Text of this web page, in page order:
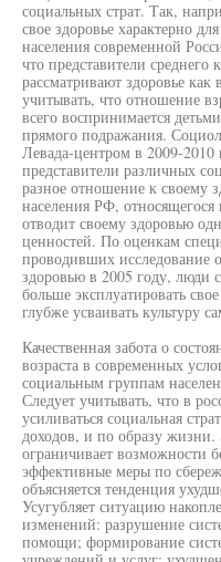
социальных страт. Так,
свое здоровье характерно
населения современной
что представители среднего
рассматривают здоровье
учитывать, что отношение
всего воспринимается
прямого подражания.
Левада-центром в 2009-2010
представители различных
разное отношение к своему
населения РФ,
отводит своему здоровью
ценностей. По оценкам
проводивших исследование
здоровью в 2005 году,
больше эксплуатировать
глубже усваивать культуру
Качественная забота о
возраста в современных
социальным группам
Следует учитывать, что в
усиливаться социальная
доходов, и по образу жизни.
ограничивает возможности
эффективные меры по
объясняется тенденция
Усугубляет ситуацию
изменений: разрушение
помощи; формирование